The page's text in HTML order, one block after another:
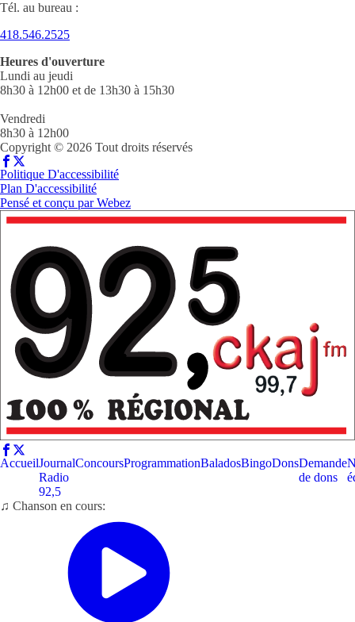
Tél. au bureau :
418.546.2525
Heures d'ouverture
Lundi au jeudi
8h30 à 12h00 et de 13h30 à 15h30
Vendredi
8h30 à 12h00
Copyright © 2026 Tout droits réservés
Politique D'accessibilité
Plan D'accessibilité
Pensé et conçu parWebez
AccueilJournal
Radio
92,5
ConcoursProgrammationBaladosBingoDonsDemande
de dons
♫ Chanson en cours: